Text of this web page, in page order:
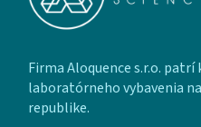
Firma Aloquence s.r.o.
laboratórneho vybavenia
republike.